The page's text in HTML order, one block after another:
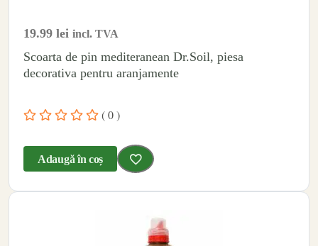
19.99 lei incl. TVA
Scoarta de pin mediteranean Dr.Soil, piesa
decorativa pentru aranjamente
( 0 )
Adaugă în coș